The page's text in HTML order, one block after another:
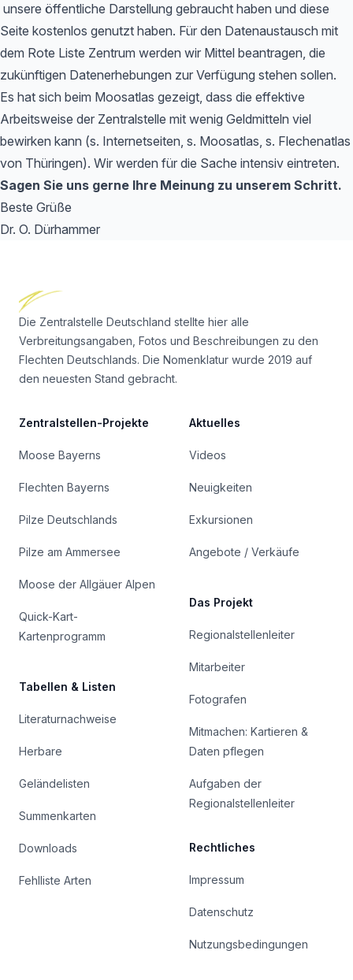
unsere öffentliche Darstellung gebraucht haben und diese
Seite kostenlos genutzt haben. Für den Datenaustausch mit
dem Rote Liste Zentrum werden wir Mittel beantragen, die
zukünftigen Datenerhebungen zur Verfügung stehen sollen.
Es hat sich beim Moosatlas gezeigt, dass die effektive
Arbeitsweise der Zentralstelle mit wenig Geldmitteln viel
bewirken kann (s. Internetseiten, s. Moosatlas, s. Flechenatlas
von Thüringen). Wir werden für die Sache intensiv eintreten.
Sagen Sie uns gerne Ihre Meinung zu unserem Schritt.
Beste Grüße
Dr. O. Dürhammer
Die Zentralstelle Deutschland stellte hier alle
Verbreitungsangaben, Fotos und Beschreibungen zu den
Flechten Deutschlands. Die Nomenklatur wurde 2019 auf
den neuesten Stand gebracht.
Zentralstellen-Projekte
Moose Bayerns
Flechten Bayerns
Pilze Deutschlands
Pilze am Ammersee
Moose der Allgäuer Alpen
Quick-Kart-
Kartenprogramm
Tabellen & Listen
Literaturnachweise
Herbare
Geländelisten
Summenkarten
Downloads
Fehlliste Arten
Aktuelles
Videos
Neuigkeiten
Exkursionen
Angebote / Verkäufe
Das Projekt
Regionalstellenleiter
Mitarbeiter
Fotografen
Mitmachen: Kartieren &
Daten pflegen
Aufgaben der
Regionalstellenleiter
Rechtliches
Impressum
Datenschutz
Nutzungsbedingungen